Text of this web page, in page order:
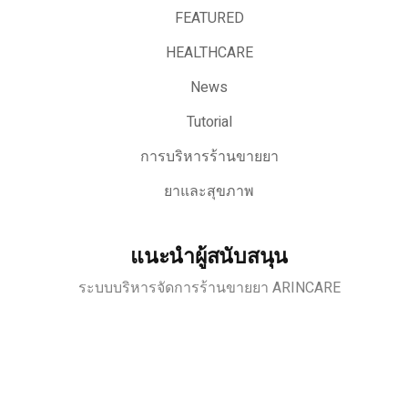
FEATURED
HEALTHCARE
News
Tutorial
การบริหารร้านขายยา
ยาและสุขภาพ
แนะนำผู้สนับสนุน
ระบบบริหารจัดการร้านขายยา ARINCARE